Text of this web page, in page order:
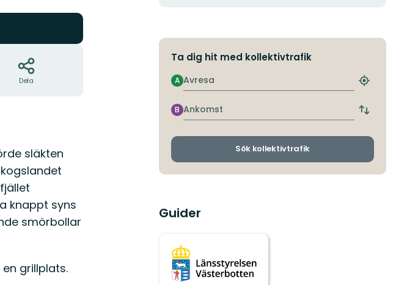
Dela
släkten
knappt syns
smörbollar
grillplats.
Ta dig hit med kollektivtrafik
Avresa
A
Hitta
hållplats
Ankomst
B
Byt
och
Sök kollektivtrafik
Guider